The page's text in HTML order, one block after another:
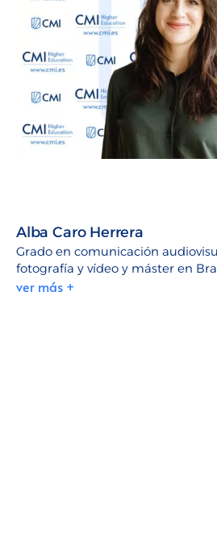
Alba Caro Herrera
Grado en comunicación
fotografía y vídeo y máster en
ver más +